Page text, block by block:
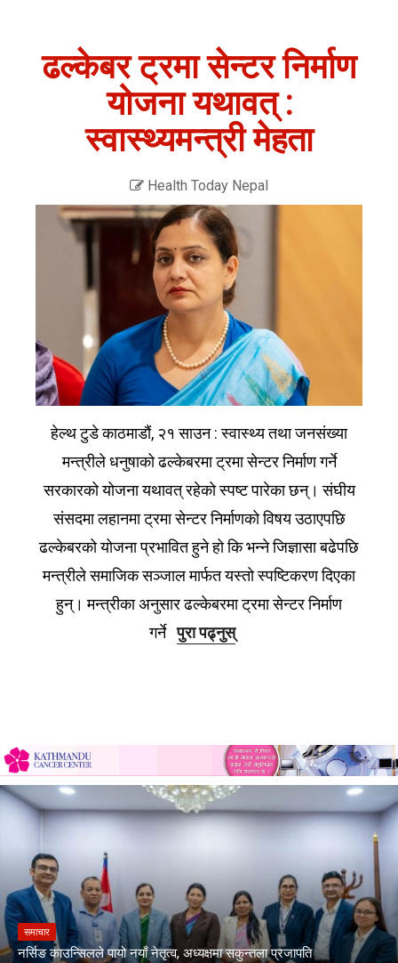
ढल्केबर ट्रमा सेन्टर निर्माण
योजना यथावत् :
स्वास्थ्यमन्त्री मेहता
Health Today Nepal
हेल्थ टुडे काठमाडौं, २१ साउन : स्वास्थ्य तथा जनसंख्या
मन्त्रीले धनुषाको ढल्केबरमा ट्रमा सेन्टर निर्माण गर्ने
सरकारको योजना यथावत् रहेको स्पष्ट पारेका छन्। संघीय
संसदमा लहानमा ट्रमा सेन्टर निर्माणको विषय उठाएपछि
ढल्केबरको योजना प्रभावित हुने हो कि भन्ने जिज्ञासा बढेपछि
मन्त्रीले समाजिक सञ्जाल मार्फत यस्तो स्पष्टिकरण दिएका
हुन्। मन्त्रीका अनुसार ढल्केबरमा ट्रमा सेन्टर निर्माण
गर्नेपुरा पढ्नुस्
समाचार
नर्सिङ काउन्सिलले पायो नयाँ नेतृत्व, अध्यक्षमा सकुन्तला प्रजापति